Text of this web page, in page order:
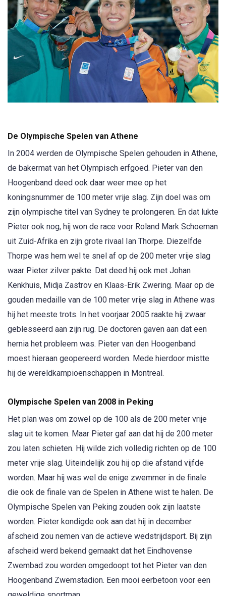
De Olympische Spelen van Athene
In 2004 werden de Olympische Spelen gehouden in Athene,
de bakermat van het Olympisch erfgoed. Pieter van den
Hoogenband deed ook daar weer mee op het
koningsnummer de 100 meter vrije slag. Zijn doel was om
zijn olympische titel van Sydney te prolongeren. En dat lukte
Pieter ook nog, hij won de race voor Roland Mark Schoeman
uit Zuid-Afrika en zijn grote rivaal Ian Thorpe. Diezelfde
Thorpe was hem wel te snel af op de 200 meter vrije slag
waar Pieter zilver pakte. Dat deed hij ook met Johan
Kenkhuis, Midja Zastrov en Klaas-Erik Zwering. Maar op de
gouden medaille van de 100 meter vrije slag in Athene was
hij het meeste trots. In het voorjaar 2005 raakte hij zwaar
geblesseerd aan zijn rug. De doctoren gaven aan dat een
hernia het probleem was. Pieter van den Hoogenband
moest hieraan geopereerd worden. Mede hierdoor mistte
hij de wereldkampioenschappen in Montreal.
Olympische Spelen van 2008 in Peking
Het plan was om zowel op de 100 als de 200 meter vrije
slag uit te komen. Maar Pieter gaf aan dat hij de 200 meter
zou laten schieten. Hij wilde zich volledig richten op de 100
meter vrije slag. Uiteindelijk zou hij op die afstand vijfde
worden. Maar hij was wel de enige zwemmer in de finale
die ook de finale van de Spelen in Athene wist te halen. De
Olympische Spelen van Peking zouden ook zijn laatste
worden. Pieter kondigde ook aan dat hij in december
afscheid zou nemen van de actieve wedstrijdsport. Bij zijn
afscheid werd bekend gemaakt dat het Eindhovense
Zwembad zou worden omgedoopt tot het Pieter van den
Hoogenband Zwemstadion. Een mooi eerbetoon voor een